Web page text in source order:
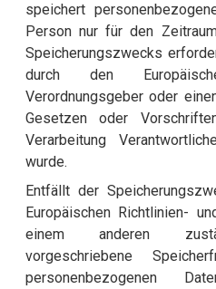
speichert
Person nur für den
Speicherungszwecks
durch den
Verordnungsgeber oder
Gesetzen oder
Verarbeitung
wurde.
Entfällt der
Europäischen Richtlinien-
einem anderen
vorgeschriebene
personenbezogenen